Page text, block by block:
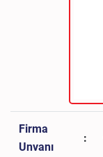
Firma
Unvanı
: